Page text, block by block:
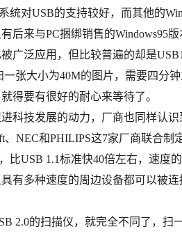
统对USB的支持较好，而其他的
后来与PC捆绑销售的Windows95
泛应用，但比较普遍的却是
一张大小为40M的图片，需要四分
得要有很好的耐心来等待了。
技发展的动力，厂商也同样认识
、NEC和PHILIPS这7家厂商联合
比USB 1.1标准快40倍左右，速
有多种速度的周边设备都可以被
的扫描仪，就完全不同了，扫